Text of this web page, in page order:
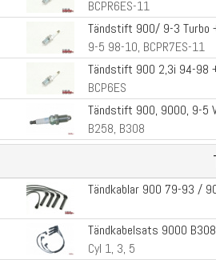
BCPR6ES-11
Tändstift 900/ 9-3 Turbo
9-5 98-10, BCPR7ES-11
Tändstift 900 2,3i 94-98
BCP6ES
Tändstift 900, 9000, 9-5
B258, B308
Tändkablar 900 79-93 /
Tändkabelsats 9000
Cyl 1, 3, 5